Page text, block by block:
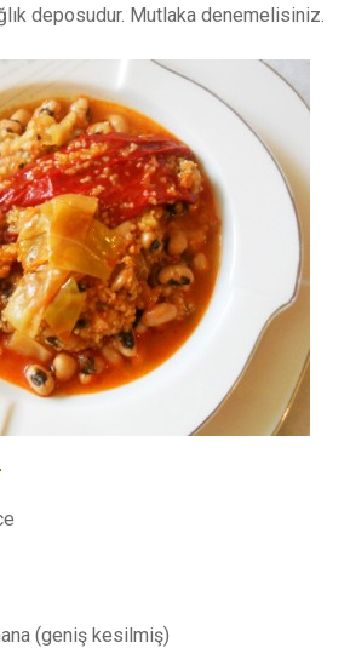
deposudur. Mutlaka denemelisiniz.
(geniş kesilmiş)